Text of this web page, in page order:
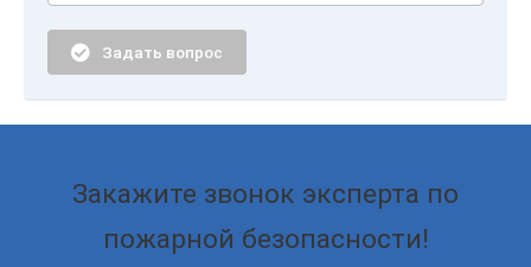
Задать вопрос
Закажите звонок эксперта по
пожарной безопасности!